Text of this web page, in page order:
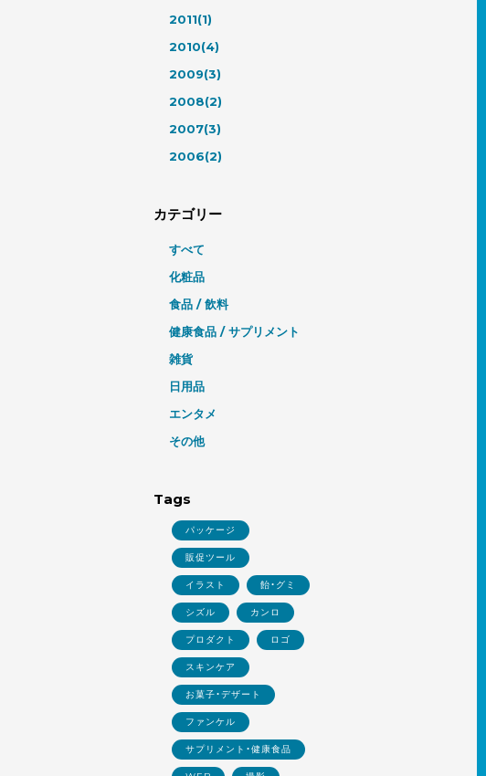
2011(1)
2010(4)
2009(3)
2008(2)
2007(3)
2006(2)
カテゴリー
すべて
化粧品
食品 / 飲料
健康食品 / サプリメント
雑貨
日用品
エンタメ
その他
Tags
パッケージ
販促ツール
イラスト 飴・グミ
シズル カンロ
プロダクト ロゴ
スキンケア
お菓子・デザート
ファンケル
サプリメント・健康食品